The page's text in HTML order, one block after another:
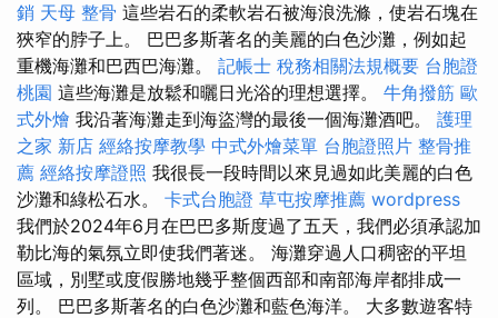
銷 天母 整骨 這些岩石的柔軟岩石被海浪洗滌，使岩石塊在
狹窄的脖子上。 巴巴多斯著名的美麗的白色沙灘，例如起
重機海灘和巴西巴海灘。 記帳士 稅務相關法規概要 台胞證
桃園 這些海灘是放鬆和曬日光浴的理想選擇。 牛角撥筋 歐
式外燴 我沿著海灘走到海盜灣的最後一個海灘酒吧。 護理
之家 新店 經絡按摩教學 中式外燴菜單 台胞證照片 整骨推
薦 經絡按摩證照 我很長一段時間以來見過如此美麗的白色
沙灘和綠松石水。 卡式台胞證 草屯按摩推薦 wordpress
我們於2024年6月在巴巴多斯度過了五天，我們必須承認加
勒比海的氣氛立即使我們著迷。 海灘穿過人口稠密的平坦
區域，別墅或度假勝地幾乎整個西部和南部海岸都排成一
列。 巴巴多斯著名的白色沙灘和藍色海洋。 大多數遊客特